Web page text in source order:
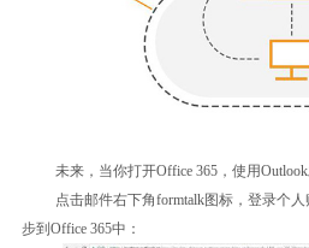
未来，当你打开Office 365，使用
点击邮件右下角formtalk图标，登录个
步到Office 365中：